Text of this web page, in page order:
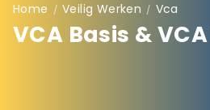
Home / Veilig Werken / Vca
VCA Basis &